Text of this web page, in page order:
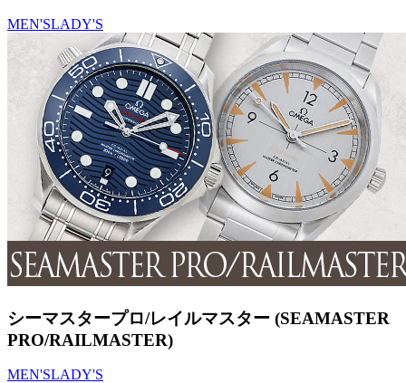
MEN'SLADY'S
シーマスタープロ/レイルマスター (SEAMASTER
PRO/RAILMASTER)
MEN'SLADY'S